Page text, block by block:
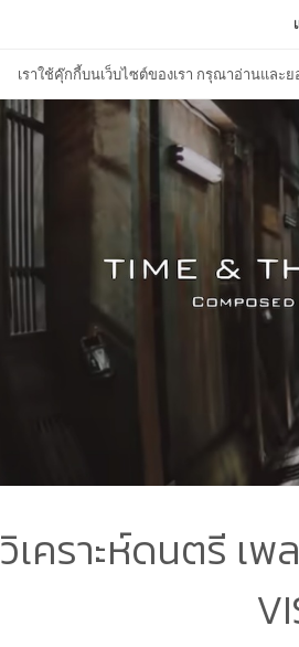
เราใช้คุ๊กกี้บนเว็บไซต์ของเรา กรุณาอ่านและ
วิเคราะห์ดนตรี เพ